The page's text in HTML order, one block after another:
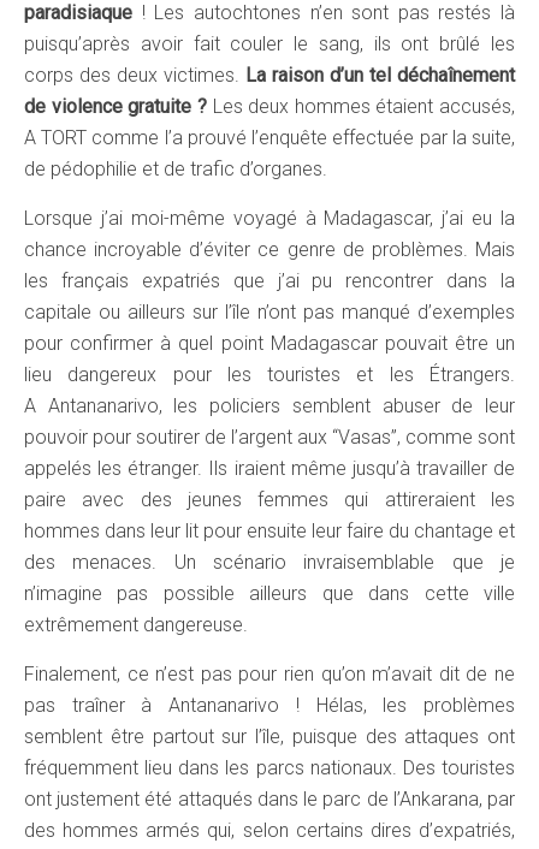
paradisiaque ! Les autochtones n’en sont pas restés là
puisqu’après avoir fait couler le sang, ils ont brûlé les
corps des deux victimes. La raison d’un tel déchaînement
de violence gratuite ?Les deux hommes étaient accusés,
A TORT comme l’a prouvé l’enquête effectuée par la suite,
de pédophilie et de trafic d’organes.
Lorsque j’ai moi-même voyagé à Madagascar, j’ai eu la
chance incroyable d’éviter ce genre de problèmes. Mais
les français expatriés que j’ai pu rencontrer dans la
capitale ou ailleurs sur l’île n’ont pas manqué d’exemples
pour confirmer à quel point Madagascar pouvait être un
lieu dangereux pour les touristes et les Étrangers.
A Antananarivo, les policiers semblent abuser de leur
pouvoir pour soutirer de l’argent aux “Vasas”, comme sont
appelés les étranger. Ils iraient même jusqu’à travailler de
paire avec des jeunes femmes qui attireraient les
hommes dans leur lit pour ensuite leur faire du chantage et
des menaces. Un scénario invraisemblable que je
n’imagine pas possible ailleurs que dans cette ville
extrêmement dangereuse.
Finalement, ce n’est pas pour rien qu’on m’avait dit de ne
pas traîner à Antananarivo ! Hélas, les problèmes
semblent être partout sur l’île, puisque des attaques ont
fréquemment lieu dans les parcs nationaux. Des touristes
ont justement été attaqués dans le parc de l’Ankarana, par
des hommes armés qui, selon certains dires d’expatriés,